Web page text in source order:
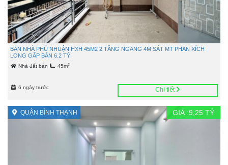
BÁN NHÀ PHÚ NHUẬN HXH 45M2 2 TẦNG NGANG 4M SÁT MT PHAN XÍCH
LONG GẤP BÁN 6.2 TỶ.
Nhà đất bán 45m2
6 ngày trước Chi tiết
QUẬN BÌNH THẠNH GIÁ :9,25 TỶ